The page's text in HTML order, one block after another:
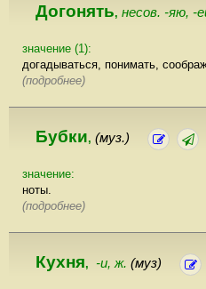
Догонять, несов. -яю, -
значение (1):
догадываться, понимать,
(подробнее)
Бубки, (муз.)
значение:
ноты.
(подробнее)
Кухня, -и, ж. (муз)